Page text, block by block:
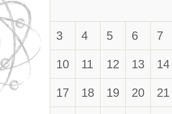
3 4 5 6 7
10 11 12 13 14
17 18 19 20 21